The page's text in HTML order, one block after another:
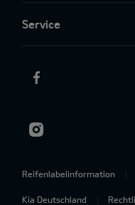
Service
Reifenlabelinformation
Kia Deutschland